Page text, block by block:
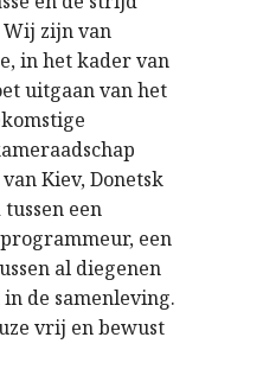
Wij zijn van
in het kader van
uitgaan van het
Kiev, Donetsk
een
een
al diegenen
de samenleving.
vrij en bewust